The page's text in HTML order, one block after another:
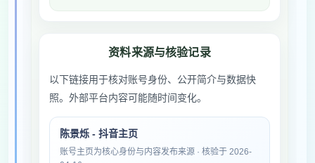
资料来源与核验记录
以下链接用于核对账号身份、公开简介与数据快
照。外部平台内容可能随时间变化。
陈景烁 - 抖音主页
账号主页为核心身份与内容发布来源 · 核验于 2026-